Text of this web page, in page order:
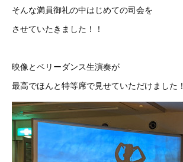
そんな満員御礼の中はじめての司会を
させていたきました！！
映像とベリーダンス生演奏が
最高でほんと特等席で見せていただけました！